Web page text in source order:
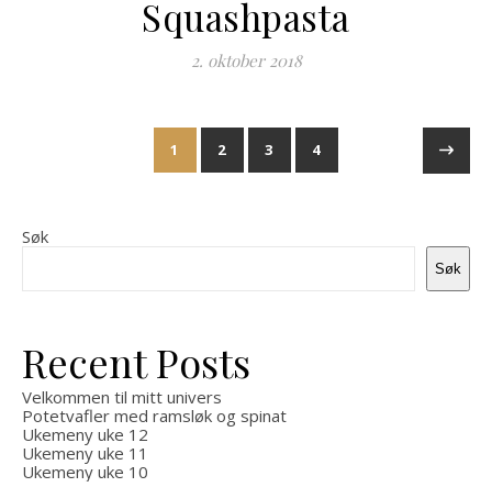
Squashpasta
2. oktober 2018
1 2 3 4
Søk
Søk
Recent Posts
Velkommen til mitt univers
Potetvafler med ramsløk og spinat
Ukemeny uke 12
Ukemeny uke 11
Ukemeny uke 10